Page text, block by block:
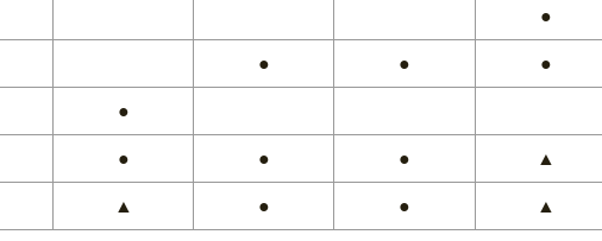
●
●
● ●
●
●
● ● ▲
▲
● ● ▲